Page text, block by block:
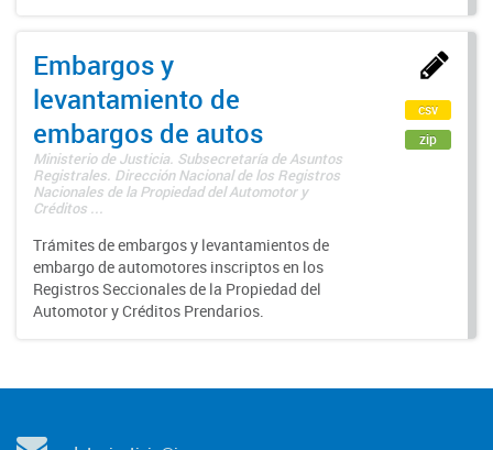
Embargos y
levantamiento de
embargos de autos
Ministerio de Justicia. Subsecretaría de Asuntos
Registrales. Dirección Nacional de los Registros
Nacionales de la Propiedad del Automotor y
Créditos ...
Trámites de embargos y levantamientos de
embargo de automotores inscriptos en los
Registros Seccionales de la Propiedad del
Automotor y Créditos Prendarios.
csv
zip